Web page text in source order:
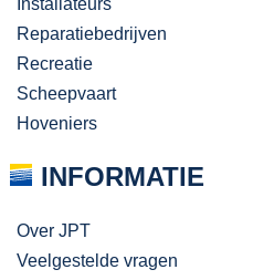
Installateurs
Reparatiebedrijven
Recreatie
Scheepvaart
Hoveniers
INFORMATIE
Over JPT
Veelgestelde vragen